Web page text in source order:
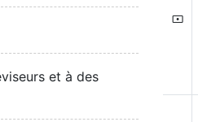
et à des
N